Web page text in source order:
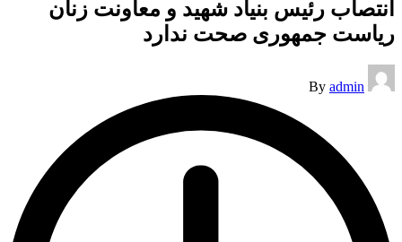
انتصاب رئیس بنیاد شهید و معاونت زنان
ریاست جمهوری صحت ندارد
Posted
by
By admin